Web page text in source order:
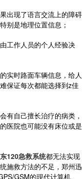
出现了语言交流上的障碍
别是地理位置信息；
工作人员的个人经验决
实时路面车辆信息，给人
保证每次都能选择到z佳
有自己擅长治疗的病类，
医院也可能没有床位或是
120急救系统都无法实现
施救方法的不足，郑州迅
GSM的现代计算机、